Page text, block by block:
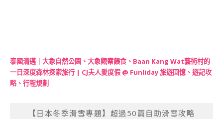
泰國清邁｜大象自然公園、大象觀察餵食、Baan Kang Wat藝術村的
一日深度森林探索旅行 | CJ夫人愛度假 @ Funliday 旅遊回憶、遊記攻
略、行程規劃
【日本冬季滑雪專題】超過50篇自助滑雪攻略